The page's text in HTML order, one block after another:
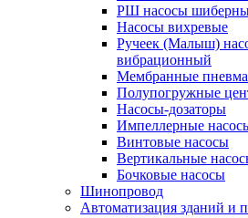
РШ насосы
Насосы вихревые
Ручеек (Малыш)
вибрационный
Мембранные
Полупогружные
Насосы-дозаторы
Импеллерные
Винтовые насосы
Вертикальные
Бочковые насосы
Шинопровод
Автоматизация зданий и